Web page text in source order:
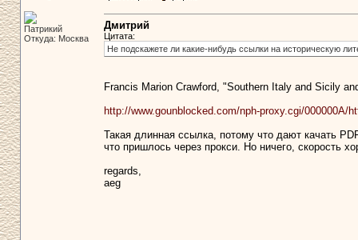
Патрикий
Откуда: Москва
Дмитрий
Цитата:
Не подскажете ли какие-нибудь ссылки на историческую
Francis Marion Crawford, "Southern Italy and Sicily
http://www.gounblocked.com/nph-proxy.cgi/
Такая длинная ссылка, потому что дают качать
что пришлось через прокси. Но ничего, скорость
regards,
aeg